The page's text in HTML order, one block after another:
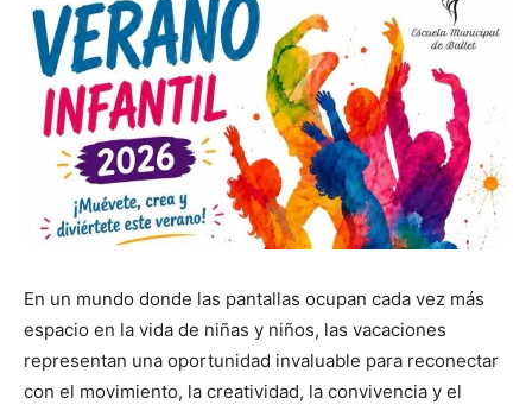
En un mundo donde las pantallas ocupan cada vez más
espacio en la vida de niñas y niños, las vacaciones
representan una oportunidad invaluable para reconectar
con el movimiento, la creatividad, la convivencia y el